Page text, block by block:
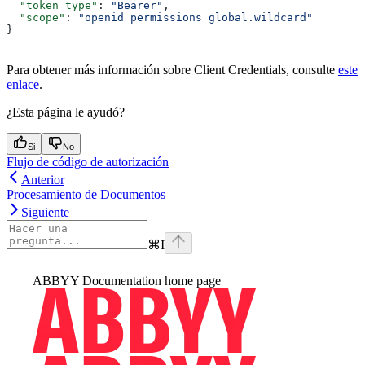
  "token_type"
: "Bearer" ,
  "scope"
:
"openid permissions global.wildcard"
}
Para obtener más información sobre Client Credentials, consulte este
enlace.
¿Esta página le ayudó?
Si No
Flujo de código de autorización
Anterior
Procesamiento de Documentos
Siguiente
⌘I
ABBYY Documentation home page